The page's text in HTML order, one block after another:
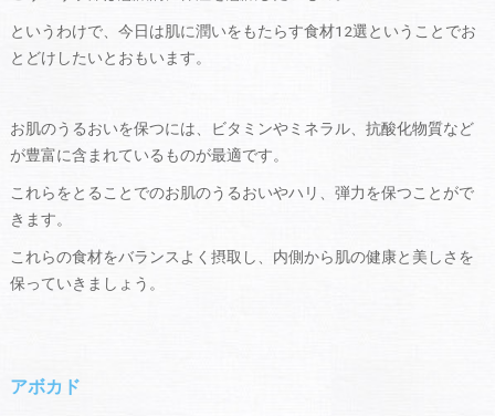
というわけで、今日は肌に潤いをもたらす食材12選ということでお
とどけしたいとおもいます。
お肌のうるおいを保つには、ビタミンやミネラル、抗酸化物質など
が豊富に含まれているものが最適です。
これらをとることでのお肌のうるおいやハリ、弾力を保つことがで
きます。
これらの食材をバランスよく摂取し、内側から肌の健康と美しさを
保っていきましょう。
アボカド